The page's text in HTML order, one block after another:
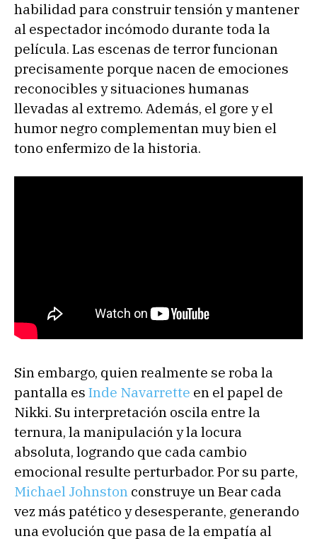
habilidad para construir tensión y mantener
al espectador incómodo durante toda la
película. Las escenas de terror funcionan
precisamente porque nacen de emociones
reconocibles y situaciones humanas
llevadas al extremo. Además, el gore y el
humor negro complementan muy bien el
tono enfermizo de la historia.
Sin embargo, quien realmente se roba la
pantalla es Inde Navarrette en el papel de
Nikki. Su interpretación oscila entre la
ternura, la manipulación y la locura
absoluta, logrando que cada cambio
emocional resulte perturbador. Por su parte,
Michael Johnston construye un Bear cada
vez más patético y desesperante, generando
una evolución que pasa de la empatía al